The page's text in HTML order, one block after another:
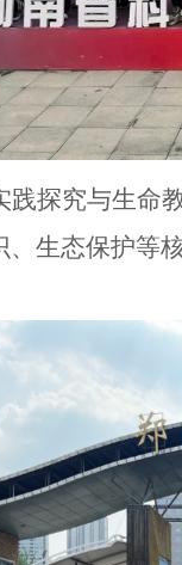
探究与生命
生态保护等